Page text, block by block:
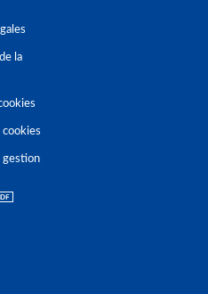
la
cookies
gestion